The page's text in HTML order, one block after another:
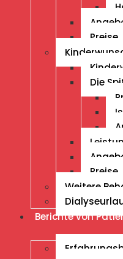
Preise
Die
Preise
Weitere
Berichte von